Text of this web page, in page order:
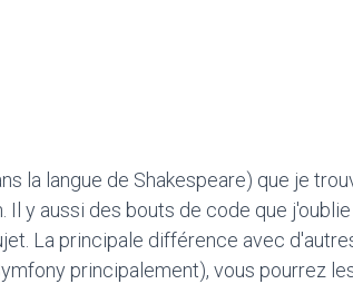
la langue de Shakespeare) que je
Il y aussi des bouts de code que
La principale différence avec
principalement), vous pourrez